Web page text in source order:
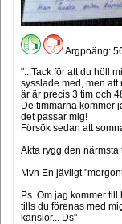
Argpoäng:
"...Tack för att du höll
sysslade med, men
är är precis 3 tim och
De timmarna kommer
det passar mig!
Försök sedan att
Akta rygg den närmsta
Mvh En jävligt
Ps. Om jag kommer
tills du förenas med
känslor... Ds"